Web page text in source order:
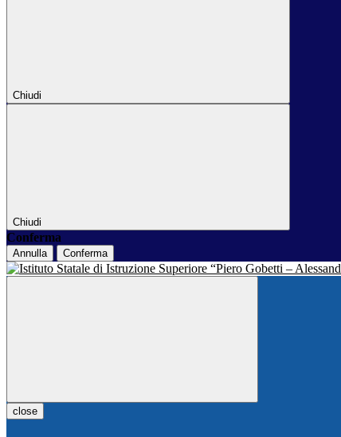
Chiudi
Chiudi
Conferma
Annulla Conferma
close